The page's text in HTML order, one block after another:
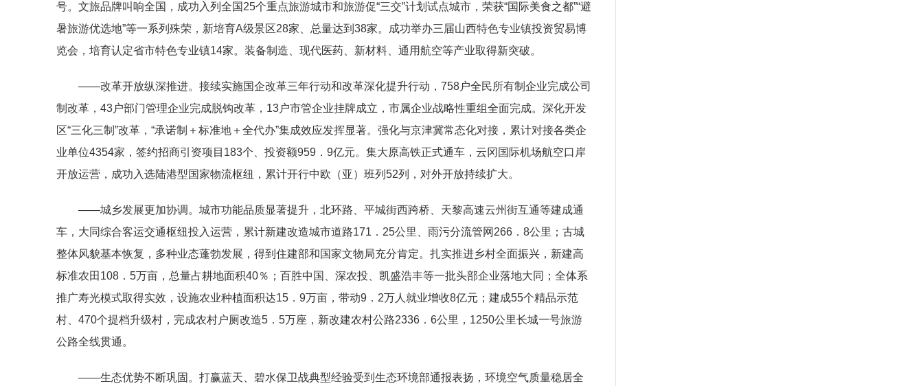
号。文旅品牌叫响全国，成功入列全国25个重点旅游城市和旅游促“三交”计划试点城市，荣获“国际美食之都”“避
暑旅游优选地”等一系列殊荣，新培育A级景区28家、总量达到38家。成功举办三届山西特色专业镇投资贸易博
览会，培育认定省市特色专业镇14家。装备制造、现代医药、新材料、通用航空等产业取得新突破。
——改革开放纵深推进。接续实施国企改革三年行动和改革深化提升行动，758户全民所有制企业完成公司
制改革，43户部门管理企业完成脱钩改革，13户市管企业挂牌成立，市属企业战略性重组全面完成。深化开发
区“三化三制”改革，“承诺制＋标准地＋全代办”集成效应发挥显著。强化与京津冀常态化对接，累计对接各类企
业单位4354家，签约招商引资项目183个、投资额959．9亿元。集大原高铁正式通车，云冈国际机场航空口岸
开放运营，成功入选陆港型国家物流枢纽，累计开行中欧（亚）班列52列，对外开放持续扩大。
——城乡发展更加协调。城市功能品质显著提升，北环路、平城街西跨桥、天黎高速云州街互通等建成通
车，大同综合客运交通枢纽投入运营，累计新建改造城市道路171．25公里、雨污分流管网266．8公里；古城
整体风貌基本恢复，多种业态蓬勃发展，得到住建部和国家文物局充分肯定。扎实推进乡村全面振兴，新建高
标准农田108．5万亩，总量占耕地面积40％；百胜中国、深农投、凯盛浩丰等一批头部企业落地大同；全体系
推广寿光模式取得实效，设施农业种植面积达15．9万亩，带动9．2万人就业增收8亿元；建成55个精品示范
村、470个提档升级村，完成农村户厕改造5．5万座，新改建农村公路2336．6公里，1250公里长城一号旅游
公路全线贯通。
——生态优势不断巩固。打赢蓝天、碧水保卫战典型经验受到生态环境部通报表扬，环境空气质量稳居全